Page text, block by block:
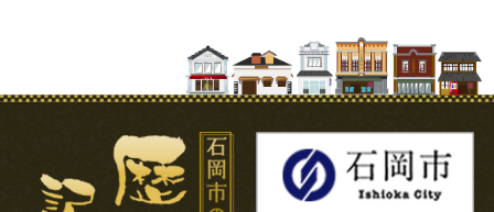
石岡市の歴史と記憶